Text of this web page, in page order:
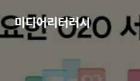
미디어리터러시